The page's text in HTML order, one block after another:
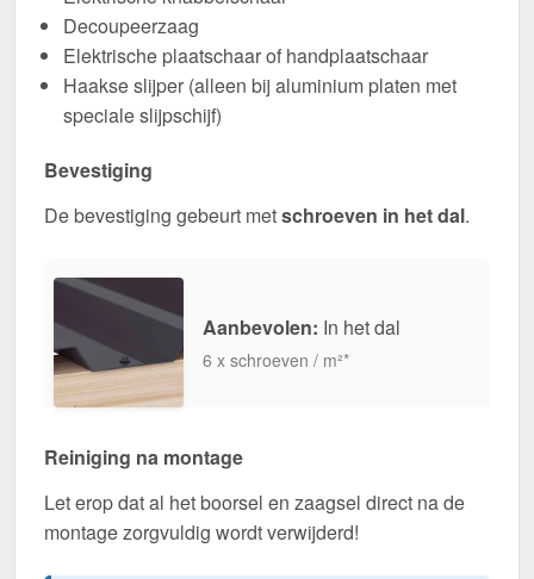
Decoupeerzaag
Elektrische plaatschaar of handplaatschaar
Haakse slijper (alleen bij aluminium platen met
speciale slijpschijf)
Bevestiging
De bevestiging gebeurt metschroeven in het dal.
Aanbevolen: In het dal
6 x schroeven / m²*
Reiniging na montage
Let erop dat al het boorsel en zaagsel direct na de
montage zorgvuldig wordt verwijderd!